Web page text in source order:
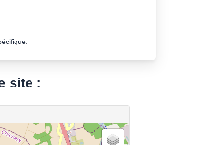
site :